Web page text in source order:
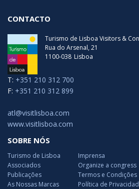
CONTACTO
Turismo de Lisboa Visitors &
Rua do Arsenal, 21
1100-038 Lisboa
T: +351 210 312 700
F: +351 210 312 899
atl@visitlisboa.com
www.visitlisboa.com
SOBRE NÓS
Turismo de Lisboa
Associados
Publicações
As Nossas Marcas
Imprensa
Organize a congress
Termos e Condições
Política de